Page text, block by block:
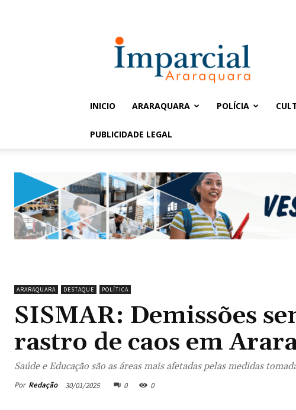
Imparcial
INICIO ARARAQUARA POLÍCIA
PUBLICIDADE LEGAL
ARARAQUARA DESTAQUE POLÍTICA
SISMAR: Demissões
rastro de caos em
Saúde e Educação são as áreas mais afetadas pelas medidas
Por Redação 30/01/2025 0 0